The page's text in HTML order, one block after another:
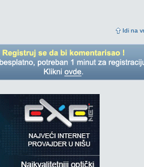
Idi na